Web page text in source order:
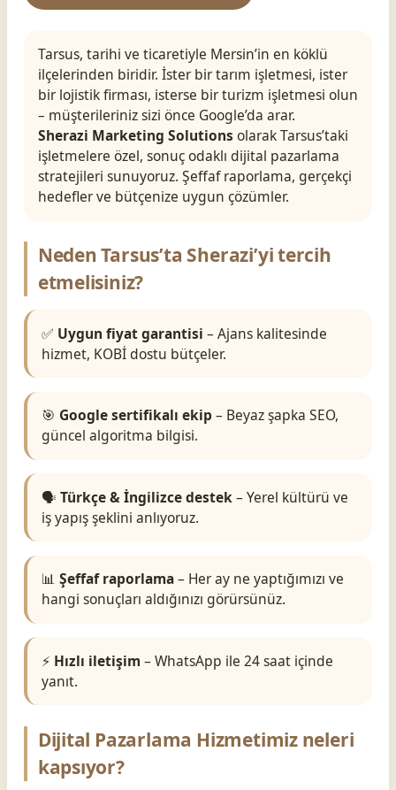
Tarsus, tarihi ve ticaretiyle Mersin’in en köklü
ilçelerinden biridir. İster bir tarım işletmesi, ister
bir lojistik firması, isterse bir turizm işletmesi olun
– müşterileriniz sizi önce Google’da arar.
Sherazi Marketing Solutions olarak Tarsus’taki
işletmelere özel, sonuç odaklı dijital pazarlama
stratejileri sunuyoruz. Şeffaf raporlama, gerçekçi
hedefler ve bütçenize uygun çözümler.
Neden Tarsus’ta Sherazi’yi tercih
etmelisiniz?
✅ Uygun fiyat garantisi – Ajans kalitesinde
hizmet, KOBİ dostu bütçeler.
🎯 Google sertifikalı ekip – Beyaz şapka SEO,
güncel algoritma bilgisi.
🗣️ Türkçe & İngilizce destek– Yerel kültürü ve
iş yapış şeklini anlıyoruz.
📊 Şeffaf raporlama– Her ay ne yaptığımızı ve
hangi sonuçları aldığınızı görürsünüz.
⚡ Hızlı iletişim – WhatsApp ile 24 saat içinde
yanıt.
Dijital Pazarlama Hizmetimiz neleri
kapsıyor?